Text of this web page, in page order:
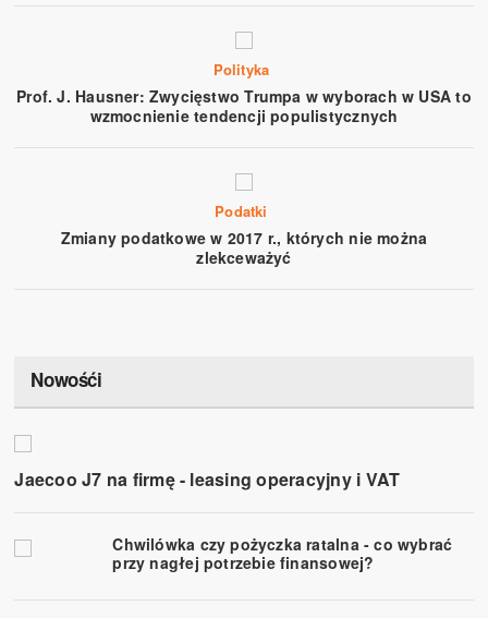
Polityka
Prof. J. Hausner: Zwycięstwo Trumpa w wyborach w USA to
wzmocnienie tendencji populistycznych
Podatki
Zmiany podatkowe w 2017 r., których nie można
zlekceważyć
Nowośći
Jaecoo J7 na firmę - leasing operacyjny i VAT
Chwilówka czy pożyczka ratalna - co wybrać
przy nagłej potrzebie finansowej?